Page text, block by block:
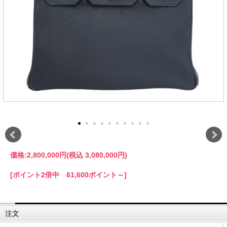
価格:2,800,000円(税込 3,080,000円)
[ポイント2倍中 61,600ポイント～]
注文